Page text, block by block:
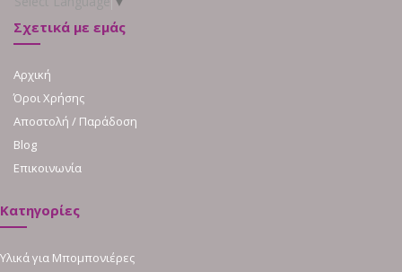
Σχετικά με εμάς
Αρχική
Όροι Χρήσης
Αποστολή / Παράδοση
Blog
Επικοινωνία
Κατηγορίες
Υλικά για Μπομπονιέρες